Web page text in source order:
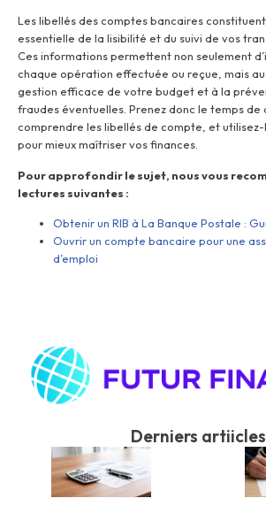
Les libellés des comptes bancaires
essentielle de la lisibilité et du suivi de vos
Ces informations permettent non seulement
chaque opération effectuée ou reçue, mais
gestion efficace de votre budget et à la
fraudes éventuelles. Prenez donc le temps
comprendre les libellés de compte, et
pour mieux maîtriser vos finances.
Pour approfondir le sujet, nous vous
lectures suivantes :
Obtenir un RIB à La Banque Postale :
Ouvrir un compte bancaire pour une
d’emploi
Derniers artiicles